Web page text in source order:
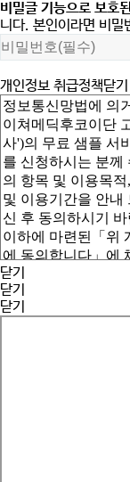
비밀글 기능으로 보호
니다. 본인이라면 비밀
개인정보 취급정책닫기
닫기
닫기
닫기